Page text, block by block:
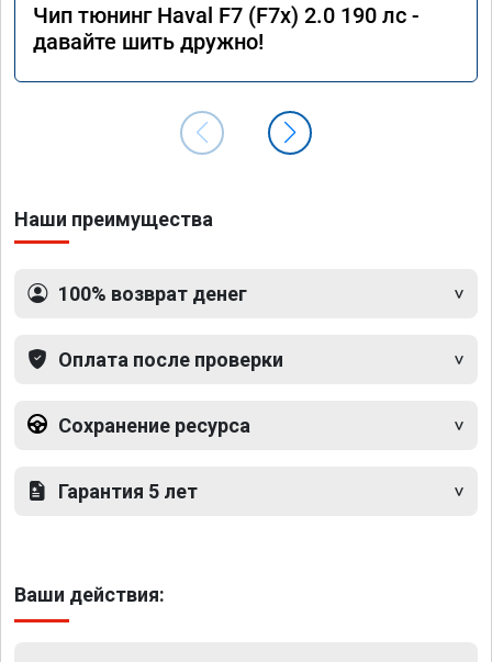
Чип тюнинг Haval F7 (F7x) 2.0 190 лс -
давайте шить дружно!
Наши преимущества
100% возврат денег
Оплата после проверки
Сохранение ресурса
Гарантия 5 лет
Ваши действия: